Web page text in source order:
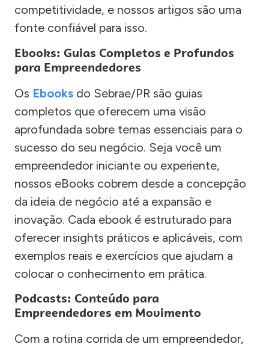
competitividade, e nossos artigos são uma
fonte confiável para isso.
Ebooks: Guias Completos e Profundos
para Empreendedores
Os Ebooks do Sebrae/PR são guias
completos que oferecem uma visão
aprofundada sobre temas essenciais para o
sucesso do seu negócio. Seja você um
empreendedor iniciante ou experiente,
nossos eBooks cobrem desde a concepção
da ideia de negócio até a expansão e
inovação. Cada ebook é estruturado para
oferecer insights práticos e aplicáveis, com
exemplos reais e exercícios que ajudam a
colocar o conhecimento em prática.
Podcasts: Conteúdo para
Empreendedores em Movimento
Com a rotina corrida de um empreendedor,